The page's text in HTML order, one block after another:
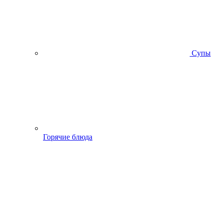
Супы
Горячие блюда